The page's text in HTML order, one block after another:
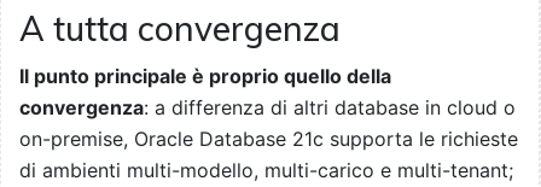
A tutta convergenza
Il punto principale è proprio quello della
convergenza: a differenza di altri database in cloud o
on-premise, Oracle Database 21c supporta le richieste
di ambienti multi-modello, multi-carico e multi-tenant;